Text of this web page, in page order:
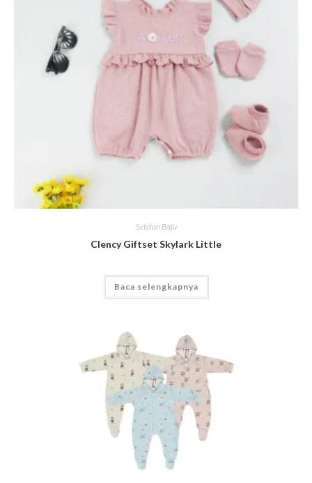
Setelan Baju
Clency Giftset Skylark Little
Baca selengkapnya